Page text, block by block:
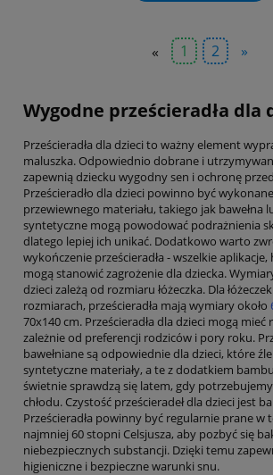
« 1 2 »
Wygodne prześcieradła dla
Prześcieradła dla dzieci to ważny element
maluszka. Odpowiednio dobrane i
zapewnią dziecku wygodny sen i ochronę
Prześcieradło dla dzieci powinno być
przewiewnego materiału, takiego jak bawełna
syntetyczne mogą powodować podrażnienia
dlatego lepiej ich unikać. Dodatkowo warto
wykończenie prześcieradła - wszelkie
mogą stanowić zagrożenie dla dziecka.
dzieci zależą od rozmiaru łóżeczka. Dla
rozmiarach, prześcieradła mają wymiary około
70x140 cm. Prześcieradła dla dzieci mogą mieć
zależnie od preferencji rodziców i pory roku.
bawełniane są odpowiednie dla dzieci, które
syntetyczne materiały, a te z dodatkiem
świetnie sprawdzą się latem, gdy
chłodu. Czystość prześcieradeł dla dzieci jest
Prześcieradła powinny być regularnie prane w
najmniej 60 stopni Celsjusza, aby pozbyć się
niebezpiecznych substancji. Dzięki temu
higieniczne i bezpieczne warunki snu.